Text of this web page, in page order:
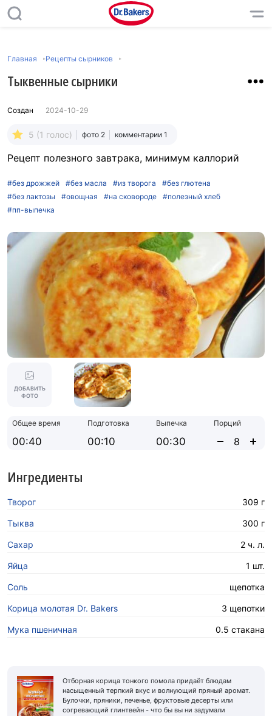
Главная Рецепты сырников
Тыквенные сырники
Создан 2024-10-29
5 (1 голос) фото 2 комментарии 1
Рецепт полезного завтрака, минимум каллорий
#без дрожжей #без масла #из творога
#без глютена
#без лактозы
#овощная #на сковороде
#полезный хлеб
#пп-выпечка
ДОБАВИТЬ
ФОТО
Общее время
00:40
Подготовка
00:10
Выпечка
00:30
Порций
Ингредиенты
Творог 309 г
Тыква 300 г
Сахар 2 ч. л.
Яйца 1 шт.
Соль щепотка
Корица молотая Dr. Bakers 3 щепотки
Мука пшеничная 0.5 стакана
Отборная корица тонкого помола придаёт блюдам
насыщенный терпкий вкус и волнующий пряный аромат.
Булочки, пряники, печенье, фруктовые десерты или
согревающий глинтвейн - что бы вы ни задумали